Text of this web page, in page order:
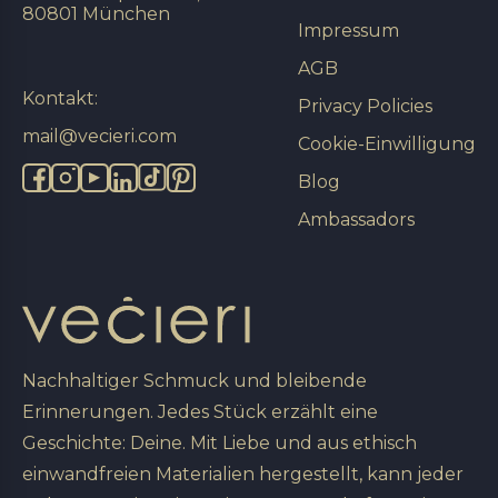
Nachhaltiger Schmuck und bleibende
Erinnerungen. Jedes Stück erzählt eine
Geschichte: Deine. Mit Liebe und aus ethisch
einwandfreien Materialien hergestellt, kann jeder
Impressum
AGB
Privacy Policies
Cookie-Einwilligung
Blog
Ambassadors
80801 München
Kontakt:
mail@vecieri.com